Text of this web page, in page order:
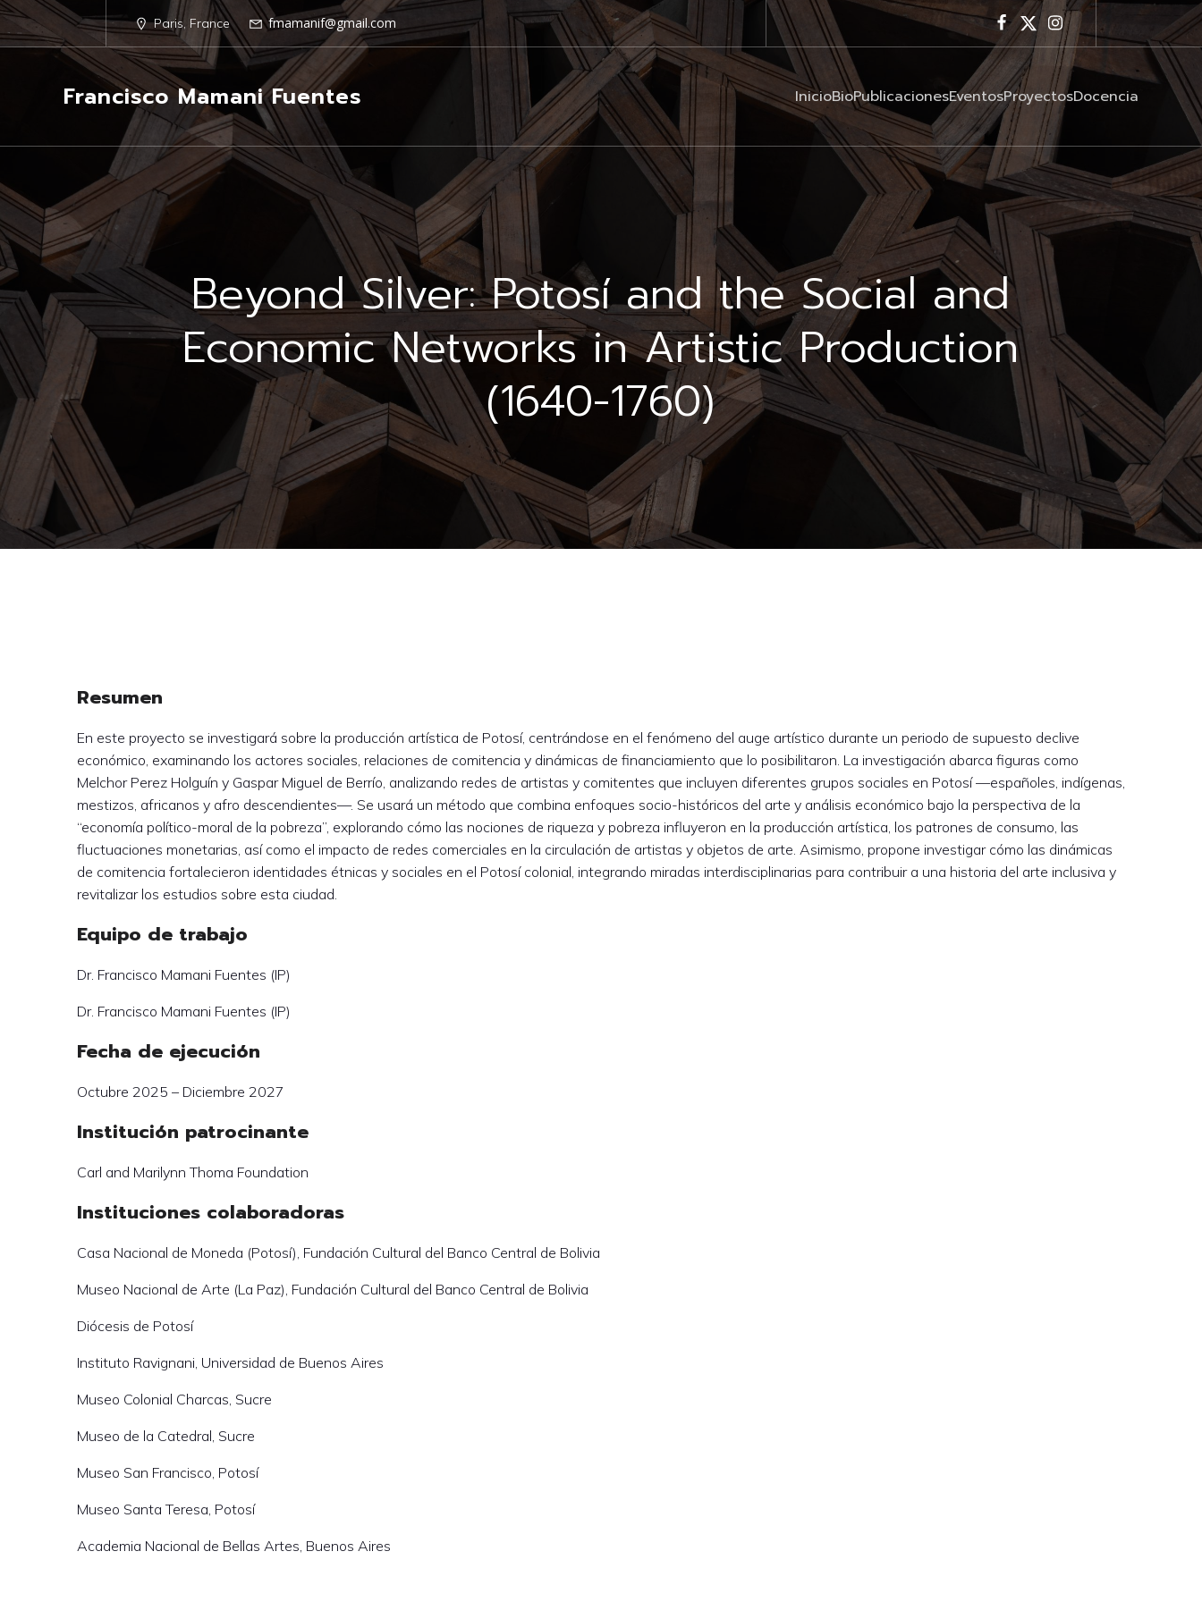
Paris, France fmamanif@gmail.com
Francisco Mamani Fuentes InicioBioPublicacionesEventosProyectosDocencia
Beyond Silver: Potosí and the Social and
Economic Networks in Artistic Production
(1640-1760)
Resumen
En este proyecto se investigará sobre la producción artística de Potosí, centrándose en el fenómeno del auge artístico durante un periodo de supuesto declive
económico, examinando los actores sociales, relaciones de comitencia y dinámicas de financiamiento que lo posibilitaron. La investigación abarca figuras como
Melchor Perez Holguín y Gaspar Miguel de Berrío, analizando redes de artistas y comitentes que incluyen diferentes grupos sociales en Potosí —españoles, indígenas,
mestizos, africanos y afro descendientes—. Se usará un método que combina enfoques socio-históricos del arte y análisis económico bajo la perspectiva de la
“economía político-moral de la pobreza”, explorando cómo las nociones de riqueza y pobreza influyeron en la producción artística, los patrones de consumo, las
fluctuaciones monetarias, así como el impacto de redes comerciales en la circulación de artistas y objetos de arte. Asimismo, propone investigar cómo las dinámicas
de comitencia fortalecieron identidades étnicas y sociales en el Potosí colonial, integrando miradas interdisciplinarias para contribuir a una historia del arte inclusiva y
revitalizar los estudios sobre esta ciudad.
Equipo de trabajo
Dr. Francisco Mamani Fuentes (IP)
Dr. Francisco Mamani Fuentes (IP)
Fecha de ejecución
Octubre 2025 – Diciembre 2027
Institución patrocinante
Carl and Marilynn Thoma Foundation
Instituciones colaboradoras
Casa Nacional de Moneda (Potosí), Fundación Cultural del Banco Central de Bolivia
Museo Nacional de Arte (La Paz), Fundación Cultural del Banco Central de Bolivia
Diócesis de Potosí
Instituto Ravignani, Universidad de Buenos Aires
Museo Colonial Charcas, Sucre
Museo de la Catedral, Sucre
Museo San Francisco, Potosí
Museo Santa Teresa, Potosí
Academia Nacional de Bellas Artes, Buenos Aires